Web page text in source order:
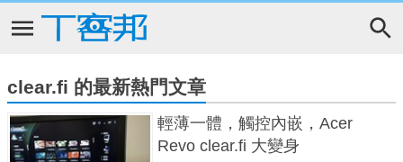
clear.fi 的最新熱門文章
輕薄一體，觸控內嵌，Acer
Revo clear.fi 大變身